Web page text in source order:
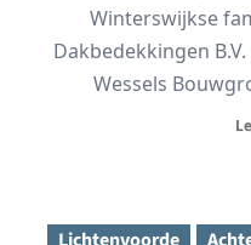
Winterswijkse
Dakbedekkingen
Wessels